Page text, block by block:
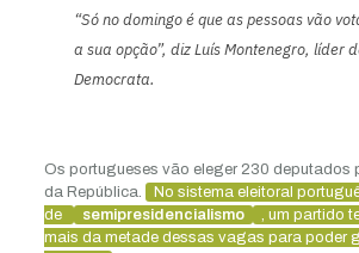
“Só no domingo é que as pessoas vão
a sua opção”, diz Luís Montenegro, líder
Democrata.
Os portugueses vão eleger 230 deputados
da República.
No sistema eleitoral
de
semipresidencialismo
, um partido
mais da metade dessas vagas para poder